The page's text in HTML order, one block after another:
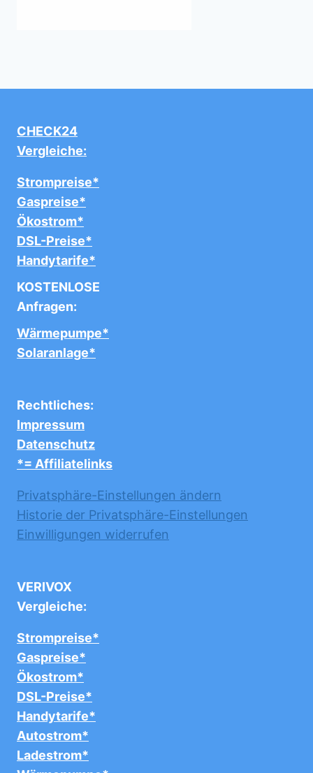
CHECK24
Vergleiche:
Strompreise*
Gaspreise*
Ökostrom*
DSL-Preise*
Handytarife*
KOSTENLOSE
Anfragen:
Wärmepumpe*
Solaranlage*
Rechtliches:
Impressum
Datenschutz
*= Affiliatelinks
Privatsphäre-Einstellungen ändern
Historie der Privatsphäre-Einstellungen
Einwilligungen widerrufen
VERIVOX
Vergleiche:
Strompreise*
Gaspreise*
Ökostrom*
DSL-Preise*
Handytarife*
Autostrom*
Ladestrom*